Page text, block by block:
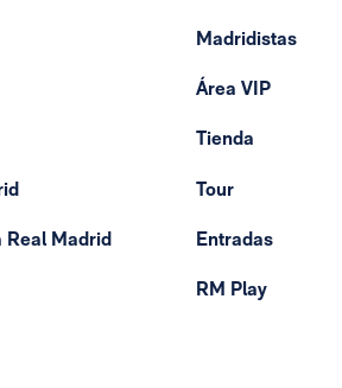
Real Madrid
Madridistas
Área VIP
Tienda
Tour
Entradas
RM Play